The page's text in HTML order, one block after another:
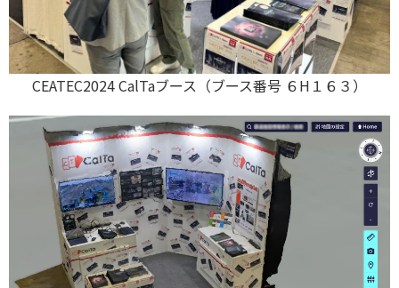
CEATEC2024 CalTaブース（ブース番号 ６H１６３）